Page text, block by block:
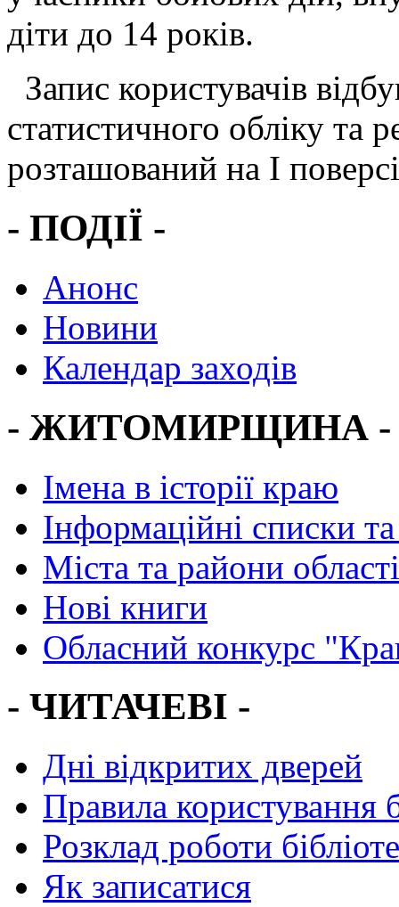
діти до 14 років.
Запис користувачів
статистичного обліку та
розташований на І
- ПОДІЇ -
Анонс
Новини
Календар заходів
- ЖИТОМИРЩИНА -
Імена в історії краю
Інформаційні списки
Міста та райони області
Нові книги
Обласний конкурс
- ЧИТАЧЕВІ -
Дні відкритих дверей
Правила користування
Розклад роботи
Як записатися